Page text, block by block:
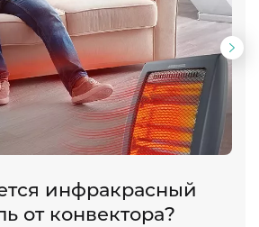
инфракрасный
от конвектора?